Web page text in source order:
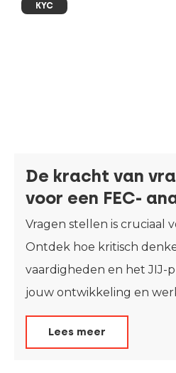
KYC
De kracht van
voor een FEC-
Vragen stellen is cruciaal
Ontdek hoe kritisch
vaardigheden en het JIJ-
jouw ontwikkeling en
Lees meer